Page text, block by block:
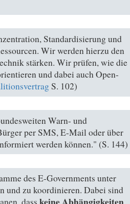
Standardisierung und
Wir werden hierzu den
stärken. Wir prüfen, wie die
und dabei auch Open-
S. 102)
Warn- und
per SMS, E-Mail oder über
werden können." (S. 144)
des E-Governments unter
und zu koordinieren. Dabei sind